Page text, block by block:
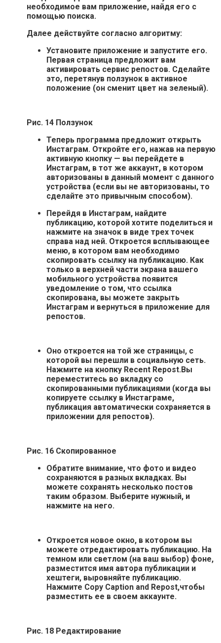
необходимое вам приложение, найдя его с
помощью поиска.
Далее действуйте согласно алгоритму:
Установите приложение и запустите его.
Первая страница предложит вам
активировать сервис репостов. Сделайте
это, перетянув ползунок в активное
положение (он сменит цвет на зеленый).
Рис. 14 Ползунок
Теперь программа предложит открыть
Инстаграм. Откройте его, нажав на первую
активную кнопку — вы перейдете в
Инстаграм, в тот же аккаунт, в котором
авторизованы в данный момент с данного
устройства (если вы не авторизованы, то
сделайте это привычным способом).
Перейдя в Инстаграм, найдите
публикацию, которой хотите поделиться и
нажмите на значок в виде трех точек
справа над ней. Откроется всплывающее
меню, в котором вам необходимо
скопировать ссылку на публикацию. Как
только в верхней части экрана вашего
мобильного устройства появится
уведомление о том, что ссылка
скопирована, вы можете закрыть
Инстаграм и вернуться в приложение для
репостов.
Оно откроется на той же страницы, с
которой вы перешли в социальную сеть.
Нажмите на кнопку Recent Repost.Вы
переместитесь во вкладку со
скопированными публикациями (когда вы
копируете ссылку в Инстаграме,
публикация автоматически сохраняется в
приложении для репостов).
Рис. 16 Скопированное
Обратите внимание, что фото и видео
сохраняются в разных вкладках. Вы
можете сохранять несколько постов
таким образом. Выберите нужный, и
нажмите на него.
Откроется новое окно, в котором вы
можете отредактировать публикацию. На
темном или светлом (на ваш выбор) фоне,
разместится имя автора публикации и
хештеги, выровняйте публикацию.
Нажмите Copy Caption and Repost,чтобы
разместить ее в своем аккаунте.
Рис. 18 Редактирование